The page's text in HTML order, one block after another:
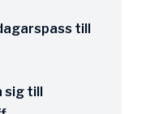
till
sig till